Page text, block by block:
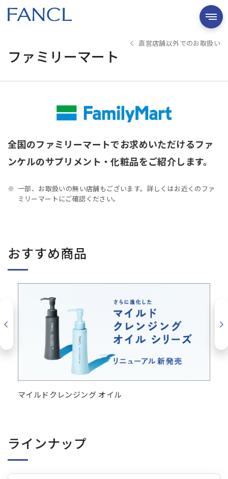
直営店舗以外でのお取扱い
ファミリーマート
全国のファミリーマートでお求めいただけるファ
ンケルのサプリメント・化粧品をご紹介します。
一部、お取扱いの無い店舗もございます。詳しくはお近くのファ
ミリーマートにご確認ください。
おすすめ商品
マイルドクレンジング オイル
ラインナップ